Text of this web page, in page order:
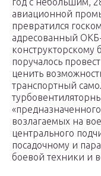
авиационной
превратился
адресованный
поручалось
ценить
транспортный
возлагаемых на
центрального
посадочному и
боевой техники и